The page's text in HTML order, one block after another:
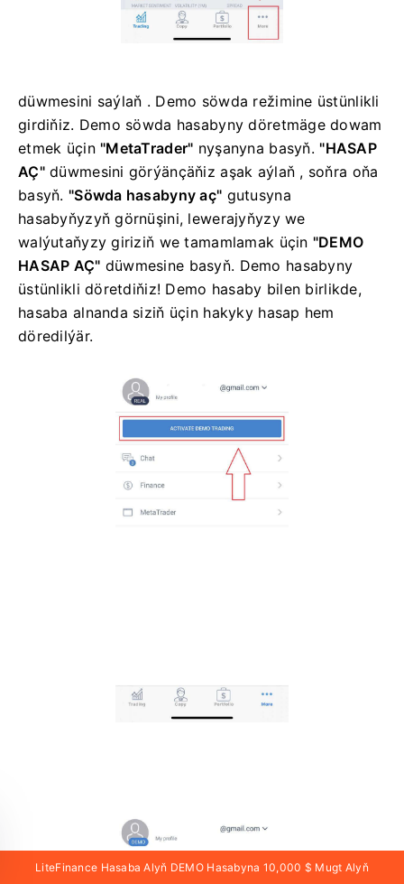
düwmesini saýlaň . Demo söwda režimine üstünlikli
girdiňiz. Demo söwda hasabyny döretmäge dowam
etmek üçin "MetaTrader" nyşanyna basyň. "HASAP
AÇ"düwmesini görýänçäňiz aşak aýlaň , soňra oňa
basyň. "Söwda hasabyny aç" gutusyna
hasabyňyzyň görnüşini, lewerajyňyzy we
walýutaňyzy giriziň wetamamlamak üçin "DEMO
HASAP AÇ" düwmesine basyň. Demo hasabyny
üstünlikli döretdiňiz! Demo hasaby bilen birlikde,
hasaba alnanda siziň üçin hakyky hasap hem
döredilýär.
LiteFinance Hasaba Alyň DEMO Hasabyna 10,000 $ Mugt Alyň